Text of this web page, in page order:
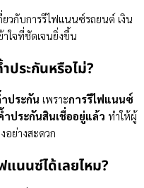
วกับการรีไฟแนนซ์รถยนต์ เงิน
ใจที่ชัดเจนยิ่งขึ้น
ระกันหรือไม่?
ประกัน เพราะการรีไฟแนนซ์
ประกันสินเชื่ออยู่แล้ว ทำให้ผู้
อย่างสะดวก
นนซ์ได้เลยไหม?